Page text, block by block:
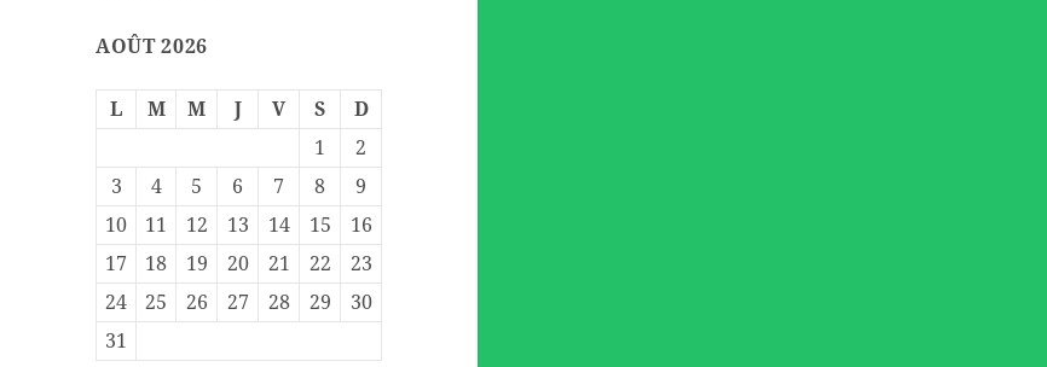
AOÛT 2026
L M M J V S
D
1
2
3
4 5 6 7 8
9
10
11 12 13 14 15
16
17
18 19 20 21 22
23
24
25 26 27 28 29
30
31